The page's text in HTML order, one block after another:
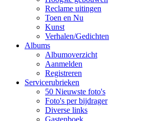
Reclame uitingen
Toen en Nu
Kunst
Verhalen/Gedichten
Albums
Albumoverzicht
Aanmelden
Registreren
Servicerubrieken
50 Nieuwste foto's
Foto's per bijdrager
Diverse links
Gastenboek